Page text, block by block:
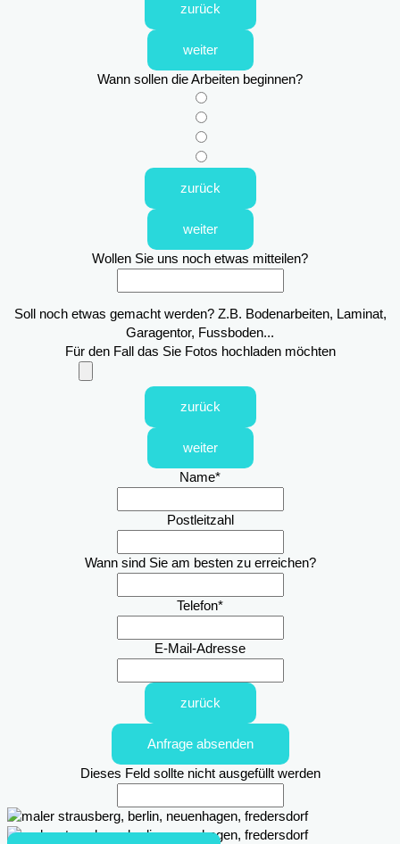
zurück
weiter
Wann sollen die Arbeiten beginnen?
zurück
weiter
Wollen Sie uns noch etwas mitteilen?
Soll noch etwas gemacht werden? Z.B. Bodenarbeiten, Laminat,
Garagentor, Fussboden...
Für den Fall das Sie Fotos hochladen möchten
zurück
weiter
Name*
Postleitzahl
Wann sind Sie am besten zu erreichen?
Telefon*
E-Mail-Adresse
zurück
Anfrage absenden
Dieses Feld sollte nicht ausgefüllt werden